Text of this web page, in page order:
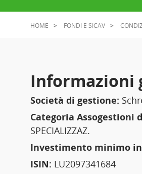
HOME FONDI E SICAV
Informazioni
Società di gestione:
Categoria Assogestioni
SPECIALIZZAZ.
Investimento minimo
ISIN: LU2097341684